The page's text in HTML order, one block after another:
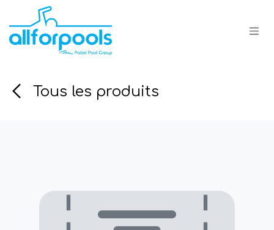
Se rendre au contenu
Tous les produits